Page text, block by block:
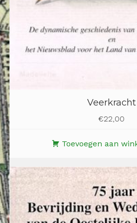
Veerkracht
€22,00
Toevoegen aan